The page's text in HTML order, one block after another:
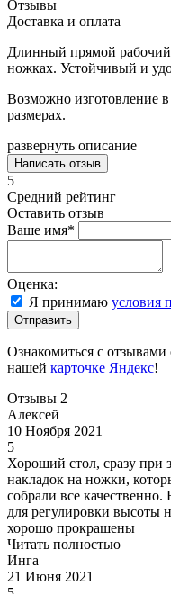
Отзывы
Доставка и оплата
Длинный прямой рабочий
ножках. Устойчивый и
Возможно изготовление
размерах.
развернуть описание
Написать отзыв
5
Средний рейтинг
Оставить отзыв
Ваше имя*
Оценка:
Я принимаю условия
Отправить
Ознакомиться с
нашей карточке Яндекс!
Отзывы 2
Алексей
10 Ноября 2021
5
Хороший стол, сразу при
накладок на ножки,
собрали все
для регулировки
хорошо прокрашены
Читать полностью
Инга
21 Июня 2021